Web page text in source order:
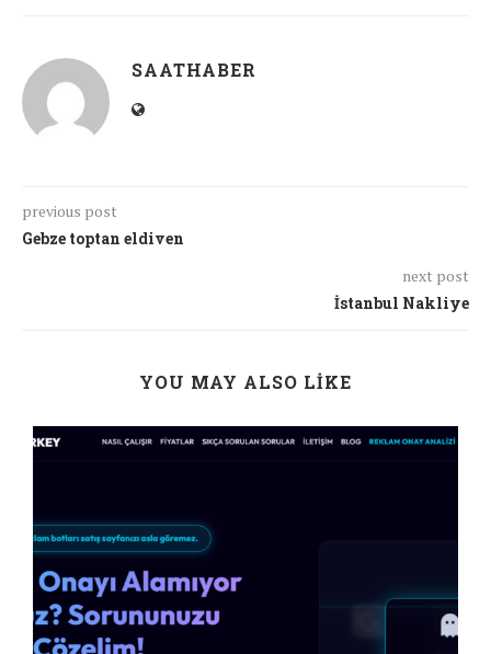
SAATHABER
previous post
Gebze toptan eldiven
next post
İstanbul Nakliye
YOU MAY ALSO LIKE